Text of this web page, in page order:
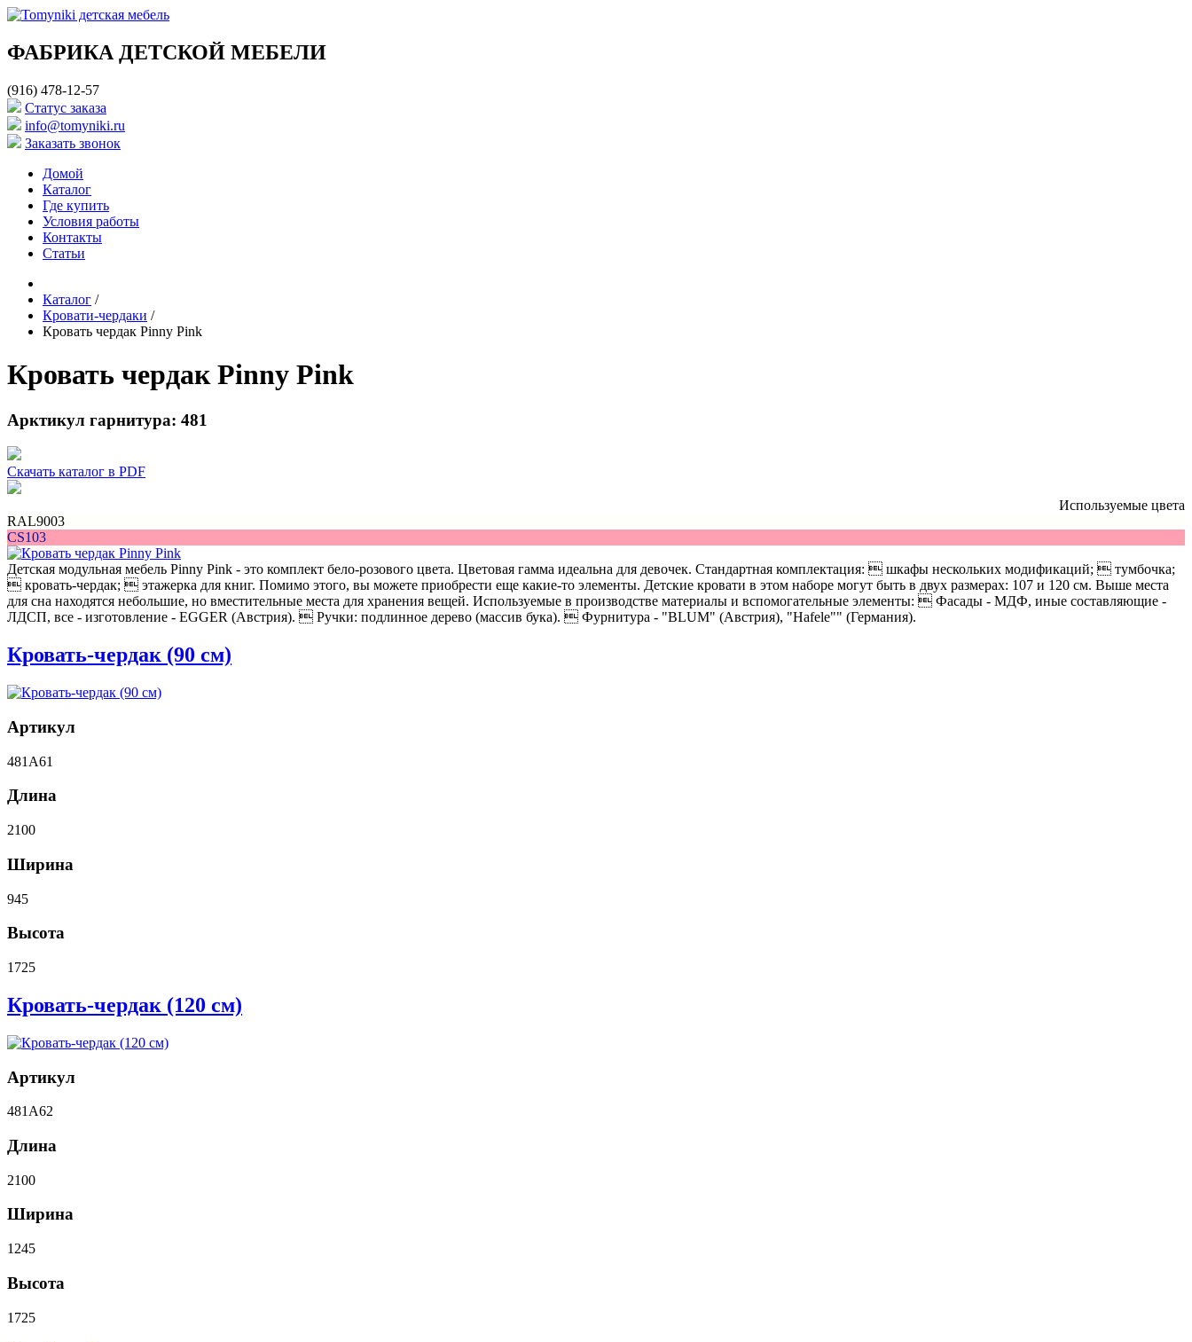
ФАБРИКА ДЕТСКОЙ МЕБЕЛИ
(916) 478-12-57
Cтатус заказа
info@tomyniki.ru
Заказать звонок
Домой
Каталог
Где купить
Условия работы
Контакты
Статьи
Каталог /
Кровати-чердаки /
Кровать чердак Pinny Pink
Кровать чердак Pinny Pink
Арктикул гарнитура: 481
Скачать каталог в PDF
Используемые цвета
RAL9003
CS103
Детская модульная мебель Pinny Pink - это комплект бело-розового цвета. Цветовая гамма идеальна для девочек. Стандартная комплектация:  шкафы нескольких модификаций;  тумбочка;
 кровать-чердак;  этажерка для книг. Помимо этого, вы можете приобрести еще какие-то элементы. Детские кровати в этом наборе могут быть в двух размерах: 107 и 120 см. Выше места
для сна находятся небольшие, но вместительные места для хранения вещей. Используемые в производстве материалы и вспомогательные элементы:  Фасады - МДФ, иные составляющие -
ЛДСП, все - изготовление - EGGER (Австрия).  Ручки: подлинное дерево (массив бука).  Фурнитура - "BLUM" (Австрия), "Hafele"" (Германия).
Кровать-чердак (90 см)
Артикул
481A61
Длина
2100
Ширина
945
Высота
1725
Кровать-чердак (120 см)
Артикул
481A62
Длина
2100
Ширина
1245
Высота
1725